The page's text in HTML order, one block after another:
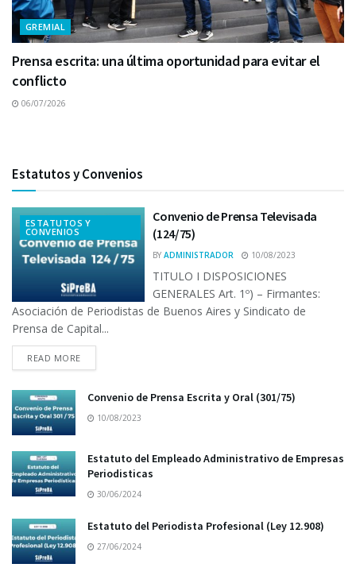
GREMIAL
Prensa escrita: una última oportunidad para evitar el
conflicto
06/07/2026
Estatutos y Convenios
ESTATUTOS Y
CONVENIOS
Convenio de Prensa Televisada
(124/75)
BY ADMINISTRADOR 10/08/2023
TITULO I DISPOSICIONES
GENERALES Art. 1º) – Firmantes:
Asociación de Periodistas de Buenos Aires y Sindicato de
Prensa de Capital...
READ MORE
Convenio de Prensa Escrita y Oral (301/75)
10/08/2023
Estatuto del Empleado Administrativo de Empresas
Periodisticas
30/06/2024
Estatuto del Periodista Profesional (Ley 12.908)
27/06/2024